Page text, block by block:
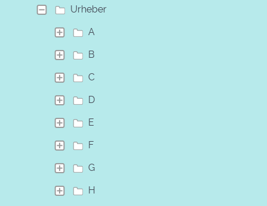
Urheber
A
B
C
D
E
F
G
H